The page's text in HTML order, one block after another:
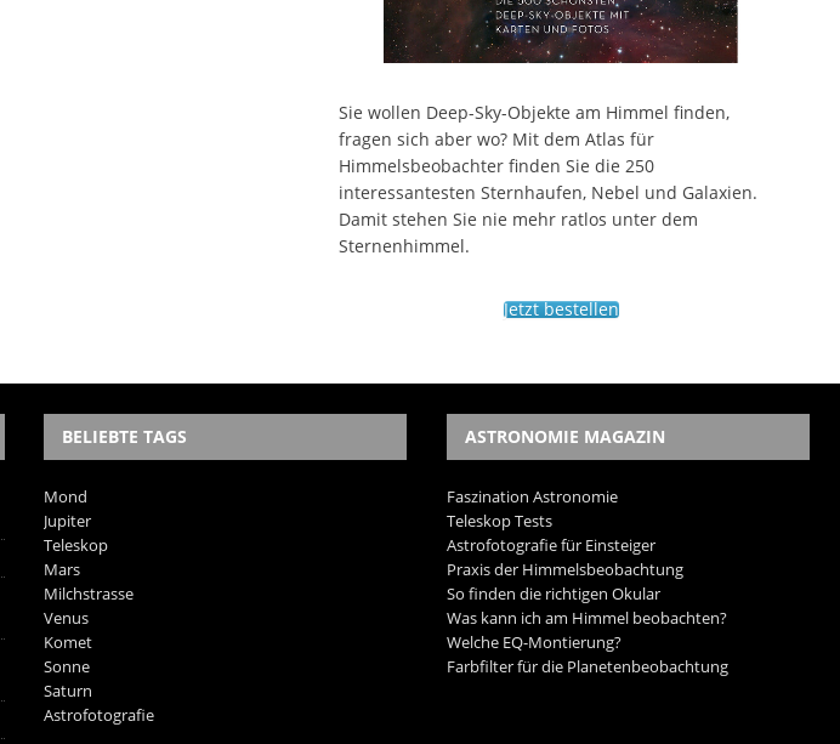
Sie wollen Deep-Sky-Objekte am Himmel finden,
fragen sich aber wo? Mit dem Atlas für
Himmelsbeobachter finden Sie die 250
interessantesten Sternhaufen, Nebel und Galaxien.
Damit stehen Sie nie mehr ratlos unter dem
Sternenhimmel.
Jetzt bestellen
BELIEBTE TAGS
Mond
Jupiter
Teleskop
Mars
Milchstrasse
Venus
Komet
Sonne
Saturn
Astrofotografie
ASTRONOMIE MAGAZIN
Faszination Astronomie
Teleskop Tests
Astrofotografie für Einsteiger
Praxis der Himmelsbeobachtung
So finden die richtigen Okular
Was kann ich am Himmel beobachten?
Welche EQ-Montierung?
Farbfilter für die Planetenbeobachtung